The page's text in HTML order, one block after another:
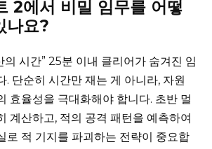
2에서 비밀 임무를 어떻
나요?
의 시간” 25분 이내 클리어가 숨겨진 임
. 단순히 시간만 재는 게 아니라, 자원
효율성을 극대화해야 합니다. 초반 멀
계산하고, 적의 공격 패턴을 예측하여
로 적 기지를 파괴하는 전략이 중요합